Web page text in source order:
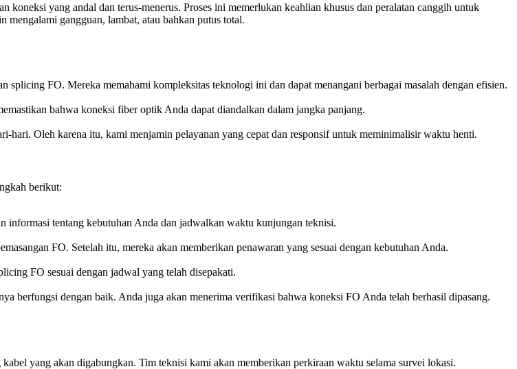
yang andal dan terus-menerus. Proses ini memerlukan keahlian khusus dan peralatan canggih untuk
gangguan, lambat, atau bahkan putus total.
FO. Mereka memahami kompleksitas teknologi ini dan dapat menangani berbagai masalah dengan efisien.
bahwa koneksi fiber optik Anda dapat diandalkan dalam jangka panjang.
hari. Oleh karena itu, kami menjamin pelayanan yang cepat dan responsif untuk meminimalisir waktu henti.
berikut:
tentang kebutuhan Anda dan jadwalkan waktu kunjungan teknisi.
FO. Setelah itu, mereka akan memberikan penawaran yang sesuai dengan kebutuhan Anda.
FO sesuai dengan jadwal yang telah disepakati.
berfungsi dengan baik. Anda juga akan menerima verifikasi bahwa koneksi FO Anda telah berhasil dipasang.
yang akan digabungkan. Tim teknisi kami akan memberikan perkiraan waktu selama survei lokasi.